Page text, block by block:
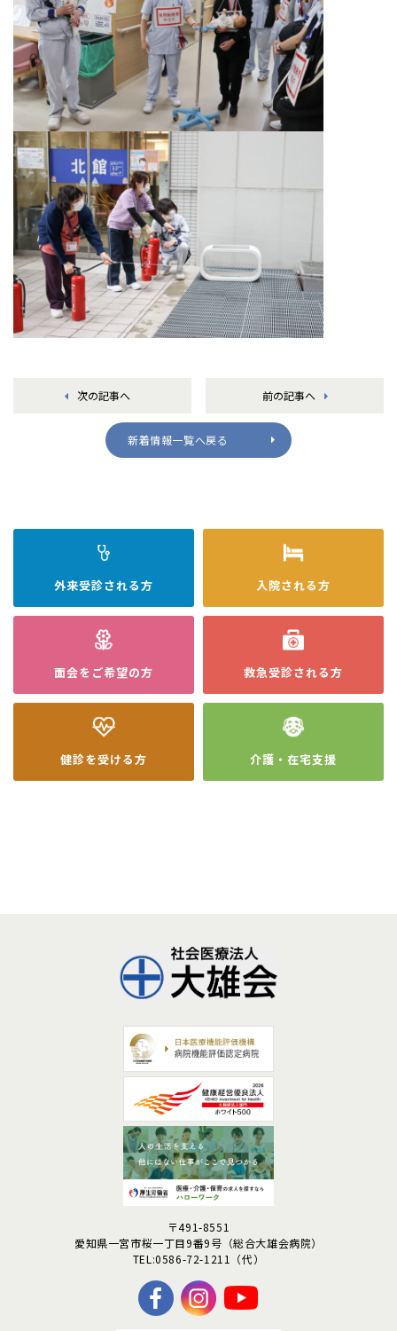
次の記事へ
新着情報一覧へ戻る
前の記事へ
外来受診される方 入院される方
面会を ご希望の方 救急受診される方
健診を受ける方 介護・在宅支援
〒491-8551
愛知県一宮市桜一丁目9番9号 （総合大雄会病院）
TEL:0586-72-1211（代）